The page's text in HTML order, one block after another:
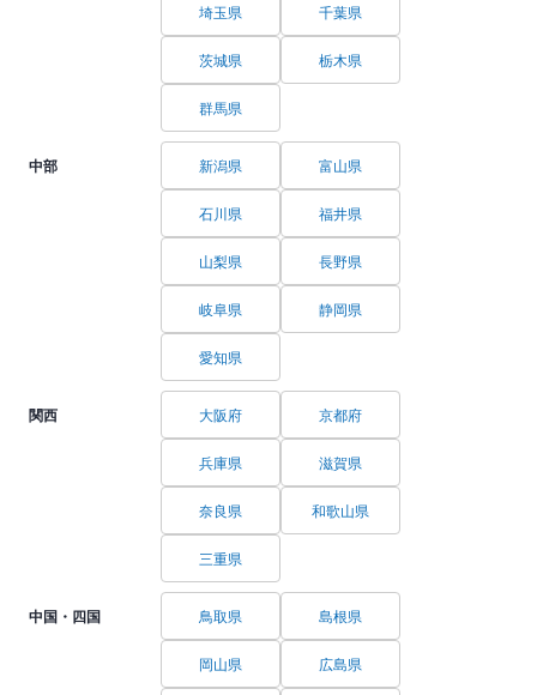
埼玉県 千葉県
茨城県 栃木県
群馬県
中部 新潟県 富山県
石川県 福井県
山梨県 長野県
岐阜県 静岡県
愛知県
関西 大阪府 京都府
兵庫県 滋賀県
奈良県 和歌山県
三重県
中国・四国 鳥取県 島根県
岡山県 広島県